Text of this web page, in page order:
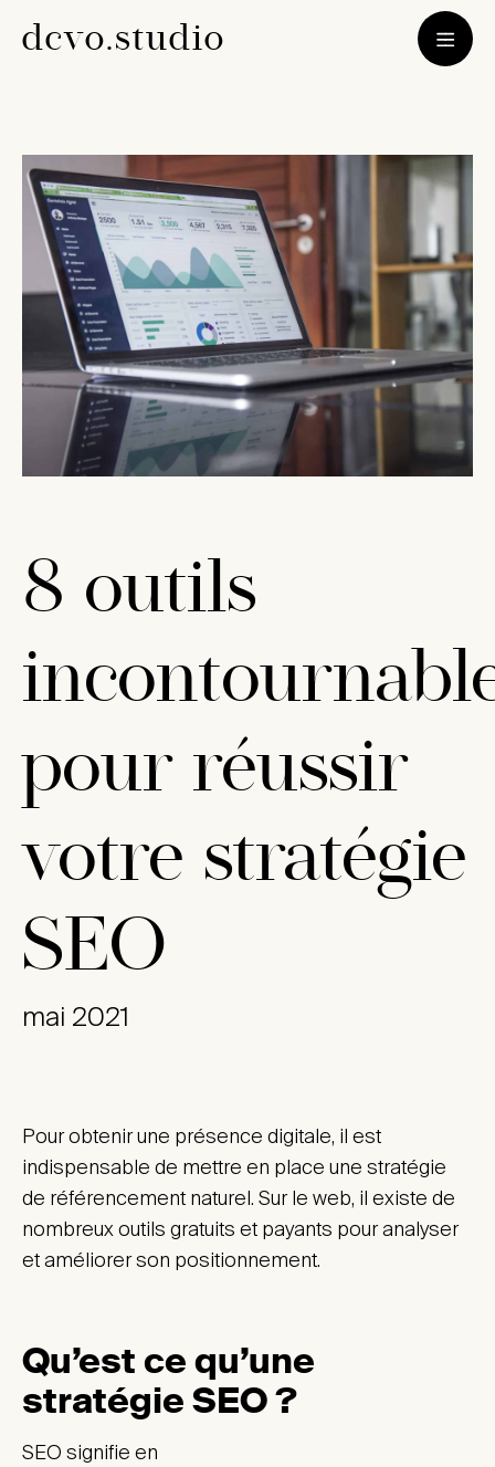
dcvo.studio
8 outils
pour réussir
votre stratégie
SEO
mai 2021
Pour obtenir une présence digitale, il est
indispensable de mettre en place une stratégie
de référencement naturel. Sur le web, il existe de
nombreux outils gratuits et payants pour analyser
et améliorer son positionnement.
Qu’est ce qu’une
stratégie SEO ?
SEO signifie en